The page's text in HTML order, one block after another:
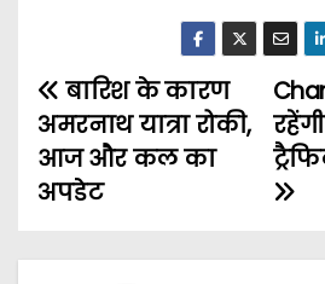
बारिश के कारण
अमरनाथ यात्रा रोकी,
आज और कल का
अपडेट